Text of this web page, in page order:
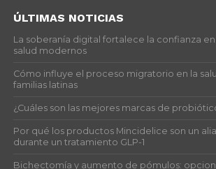
ÚLTIMAS NOTICIAS
La soberanía digital fortalece la confianza
salud modernos
Cómo influye el proceso migratorio en la
familias latinas
¿Cuáles son las mejores marcas de
Por qué los productos Mincidelice son un
durante un tratamiento GLP-1
Bichectomía y aumento de pómulos: